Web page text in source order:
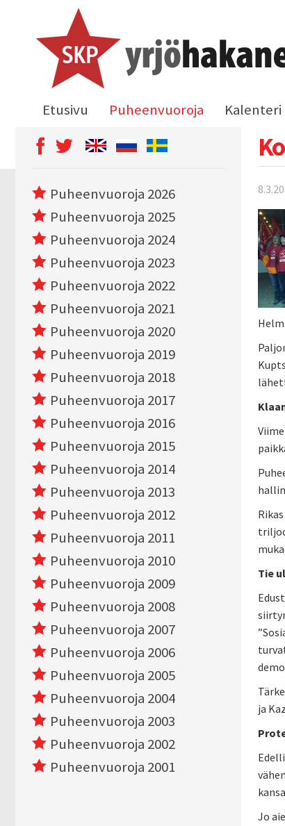
Etusivu Puheenvuoroja Kalenteri
Tie
ja
Jo
Puheenvuoroja 2026
Puheenvuoroja 2025
Puheenvuoroja 2024
Puheenvuoroja 2023
Puheenvuoroja 2022
Puheenvuoroja 2021
Puheenvuoroja 2020
Puheenvuoroja 2019
Puheenvuoroja 2018
Puheenvuoroja 2017
Puheenvuoroja 2016
Puheenvuoroja 2015
Puheenvuoroja 2014
Puheenvuoroja 2013
Puheenvuoroja 2012
Puheenvuoroja 2011
Puheenvuoroja 2010
Puheenvuoroja 2009
Puheenvuoroja 2008
Puheenvuoroja 2007
Puheenvuoroja 2006
Puheenvuoroja 2005
Puheenvuoroja 2004
Puheenvuoroja 2003
Puheenvuoroja 2002
Puheenvuoroja 2001